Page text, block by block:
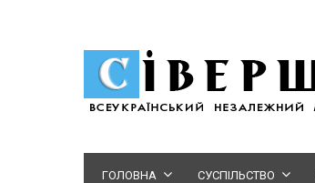
ГОЛОВНА СУСПІЛЬСТВО